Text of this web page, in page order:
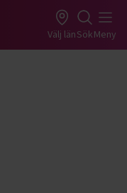
Välj länSökMeny